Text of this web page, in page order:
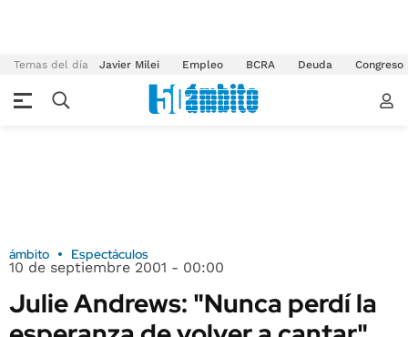
Temas del día Javier Milei Empleo BCRA Deuda Congreso
ámbito Espectáculos
10 de septiembre 2001 - 00:00
Julie Andrews: "Nunca perdí la